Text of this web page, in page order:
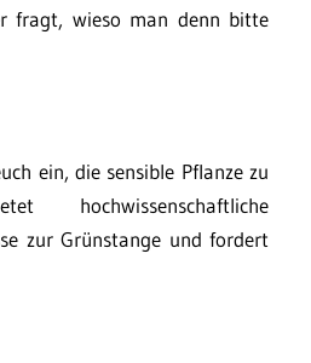
fragt, wieso man denn bitte
ein, die sensible Pflanze zu
zur Grünstange und fordert